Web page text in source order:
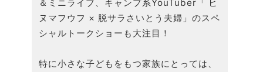
＆ミニライブ、キャンプ系YouTuber「 ヒ
ヌマフウフ × 脱サラさいとう夫婦」のスペ
シャルトークショーも大注目！
特に小さな子どもをもつ家族にとっては、